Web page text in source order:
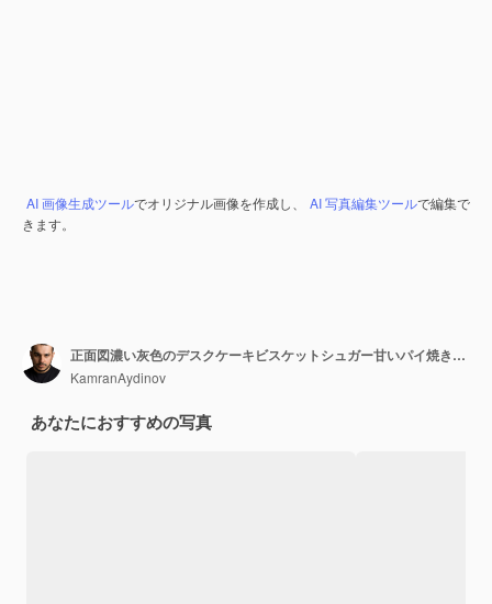
AI 画像生成ツールでオリジナル画像を作成し、 AI 写真編集ツールで編集で
きます。
正面図濃い灰色のデスクケーキビスケットシュガー甘いパイ焼きクッキーに新鮮な赤いイチゴとおいしいジンジャーブレッド
KamranAydinov
あなたにおすすめの写真